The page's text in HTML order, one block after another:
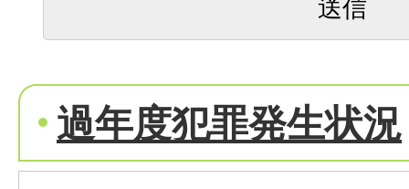
過年度犯罪発生状況